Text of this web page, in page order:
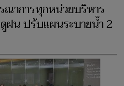
ณาการทุกหน่วยบริหาร
ฝน ปรับแผนระบายน้ำ 2